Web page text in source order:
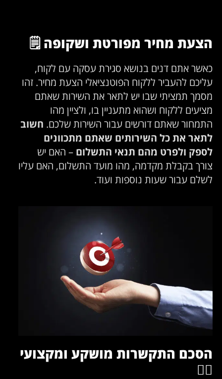
הצעת מחיר מפורטת ושקופה🗒️
כאשר אתם דנים בנושא סגירת עסקה עם לקוח,
עליכם להעביר ללקוח הפוטנציאלי הצעת מחיר. זהו
מסמך תמציתי שבו יש לתאר את השירות שאתם
מציעים ללקוח ושהוא מתעניין בו, ולציין מהו
התמחור שאתם דורשים עבור השירות שלכם. חשוב
לתאר את כל השירותים שאתם מתכוונים
לספק ולפרט מהם תנאי התשלום – האם יש
צורך בקבלת מקדמה, מהו מועד התשלום, האם עליו
לשלם עבור שעות נוספות ועוד.
הסכם התקשרות מושקע ומקצועי
✍🏻